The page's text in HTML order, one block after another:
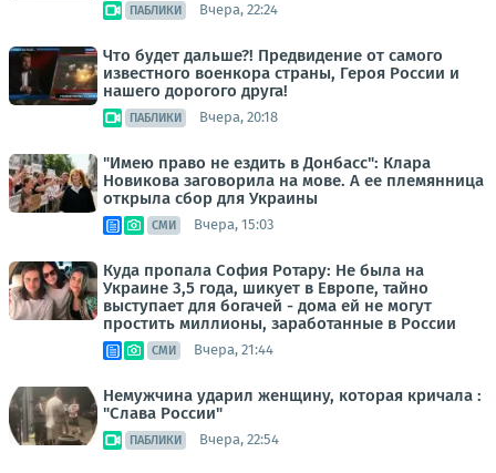
ПАБЛИКИ Вчера, 22:24
Что будет дальше?! Предвидение от самого
известного военкора страны, Героя России и
нашего дорогого друга!
ПАБЛИКИ Вчера, 20:18
"Имею право не ездить в Донбасс": Клара
Новикова заговорила на мове. А ее племянница
открыла сбор для Украины
СМИ Вчера, 15:03
Куда пропала София Ротару: Не была на
Украине 3,5 года, шикует в Европе, тайно
выступает для богачей - дома ей не могут
простить миллионы, заработанные в России
СМИ Вчера, 21:44
Немужчина ударил женщину, которая кричала :
"Слава России"
ПАБЛИКИ Вчера, 22:54